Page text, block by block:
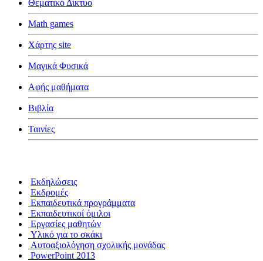
Θεματικό Δίκτυο
Math games
Χάρτης site
Μαγικά Φυσικά
Αφής μαθήματα
Βιβλία
Ταινίες
Εκδηλώσεις
Εκδρομές
Εκπαιδευτικά προγράμματα
Εκπαιδευτικοί όμιλοι
Εργασίες μαθητών
Υλικό για το σκάκι
Αυτοαξιολόγηση σχολικής μονάδας
PowerPoint 2013